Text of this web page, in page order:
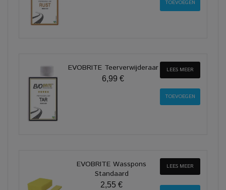
EVOBRITE Teerverwijderaar
6,99 €
LEES MEER
EVOBRITE Wasspons
Standaard
2,55 €
LEES MEER